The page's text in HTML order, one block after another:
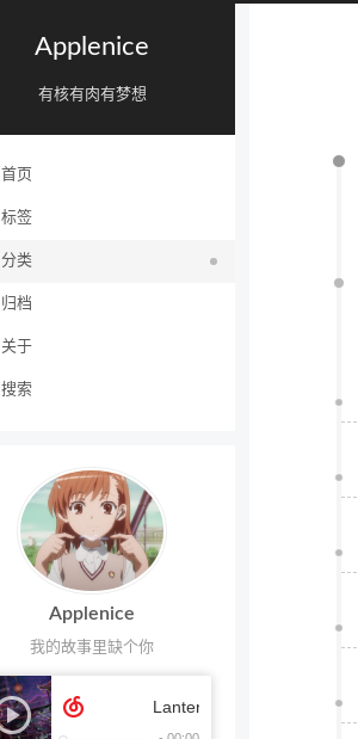
Applenice
有核有肉有梦想
首页
标签
分类
归档
关于
搜索
Applenice
我的故事里缺个你